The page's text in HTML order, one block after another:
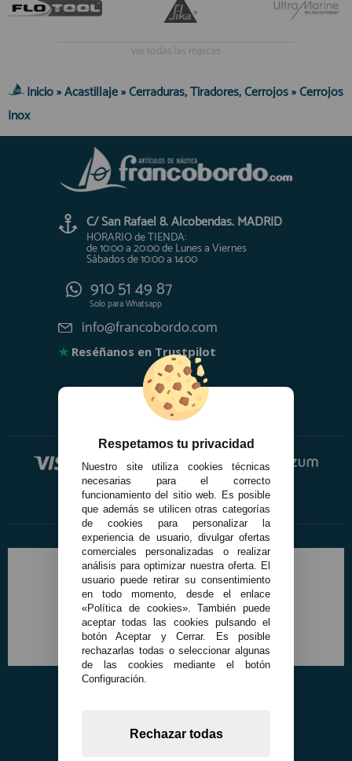
ver todas las marcas
Inicio»Acastillaje»Cerraduras, Tiradores, Cerrojos»Cerrojos
Inox
C/ San Rafael 8. Alcobendas. MADRID
HORARIO de TIENDA:
de 10:00 a 20:00 de Lunes a Viernes
Sábados de 10:00 a 14:00
910 51 49 87
Solo paraWhatsapp
info@francobordo.com
★ Reséñanos en Trustpilot
Respetamos tu privacidad
Nuestro site utiliza cookies técnicas
necesarias para el correcto
funcionamiento del sitio web. Es posible
que además se utilicen otras categorías
de cookies para personalizar la
experiencia de usuario, divulgar ofertas
comerciales personalizadas o realizar
análisis para optimizar nuestra oferta. El
usuario puede retirar su consentimiento
en todo momento, desde el enlace
«Política de cookies». También puede
aceptar todas las cookies pulsando el
botón Aceptar y Cerrar. Es posible
rechazarlas todas o seleccionar algunas
de las cookies mediante el botón
Configuración.
Rechazar todas